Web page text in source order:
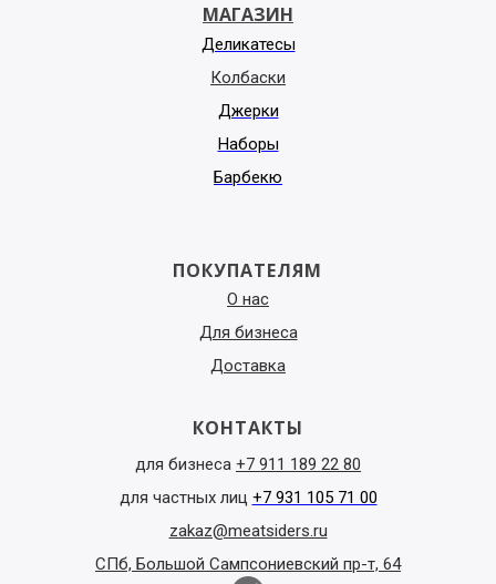
МАГАЗИН
Деликатесы
Колбаски
Джерки
Наборы
Барбекю
ПОКУПАТЕЛЯМ
О нас
Для бизнеса
Доставка
КОНТАКТЫ
для бизнеса +7 911 189 22 80
для частных лиц +7 931 105 71 00
zakaz@meatsiders.ru
СПб, Большой Сампсониевский пр-т, 64